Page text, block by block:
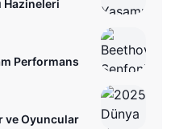
Hazineleri
Performans
ve Oyuncular